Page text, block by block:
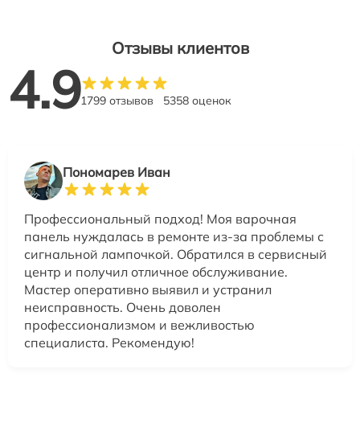
Отзывы клиентов
4.91799 отзывов 5358 оценок
Пономарев Иван
Профессиональный подход! Моя варочная
панель нуждалась в ремонте из-за проблемы с
сигнальной лампочкой. Обратился в сервисный
центр и получил отличное обслуживание.
Мастер оперативно выявил и устранил
неисправность. Очень доволен
профессионализмом и вежливостью
специалиста. Рекомендую!